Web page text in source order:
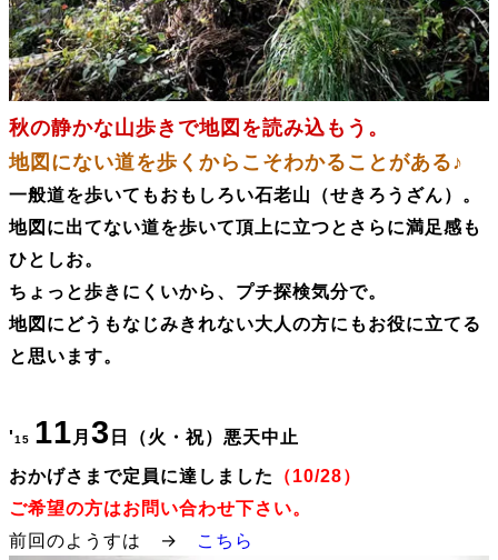
秋の静かな山歩きで地図を読み込もう。
地図にない道を歩くからこそわかることがある♪
一般道を歩いてもおもしろい石老山（せきろうざん）。
地図に出てない道を歩いて頂上に立つとさらに満足感も
ひとしお。
ちょっと歩きにくいから、プチ探検気分で。
地図にどうもなじみきれない大人の方にもお役に立てる
と思います。
'15 11 月 3 日 （火・祝） 悪天中止
おかげさまで定員に達しました
（10/28）
ご希望の方はお問い合わせ下さい。
前回のようすは → こちら